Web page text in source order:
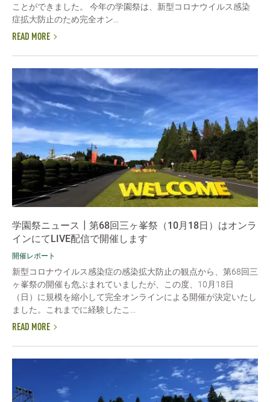
ことができました。 今年の学園祭は、新型コロナウイルス感染
症拡大防止のため完全オン...
READ MORE
学園祭ニュース┃第68回三ヶ峯祭（10月18日）はオンラ
インにてLIVE配信で開催します
開催レポート
新型コロナウイルス感染症の感染拡大防止の観点から、第68回三
ヶ峯祭の開催も危ぶまれていましたが、この度、10月18日
（日）に規模を縮小して完全オンラインによる開催が決定いたし
ました。これまでに経験したこ...
READ MORE